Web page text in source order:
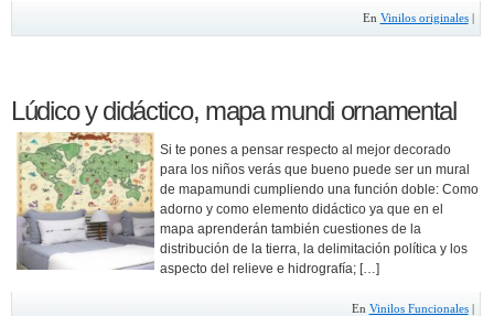
En Vinilos originales|
Lúdico y didáctico, mapa mundi ornamental
Si te pones a pensar respecto al mejor decorado
para los niños verás que bueno puede ser un mural
de mapamundi cumpliendo una función doble: Como
adorno y como elemento didáctico ya que en el
mapa aprenderán también cuestiones de la
distribución de la tierra, la delimitación política y los
aspecto del relieve e hidrografía; […]
En Vinilos Funcionales|